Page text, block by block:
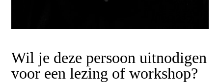
Wil je deze persoon uitnodigen
voor een lezing of workshop?